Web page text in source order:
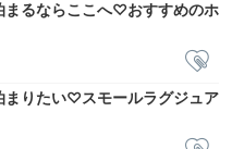
まるならここへ♡おすすめのホ
まりたい♡スモールラグジュア